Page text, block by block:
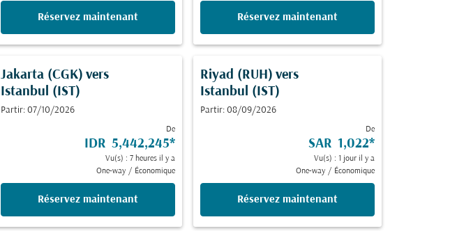
Réservez maintenant Réservez maintenant
Jakarta (CGK) vers
Istanbul (IST)
Partir: 07/10/2026
De
IDR 5,442,245*
Vu(s) : 7 heures il y a
One-way / Économique
Réservez maintenant
Riyad (RUH) vers
Istanbul (IST)
Partir: 08/09/2026
De
SAR 1,022*
Vu(s) : 1 jour il y a
One-way / Économique
Réservez maintenant